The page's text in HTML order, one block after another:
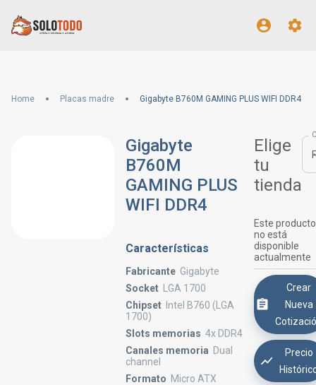
Home Placas madre Gigabyte B760M GAMING PLUS WIFI DDR4
Gigabyte
B760M
GAMING PLUS
WIFI DDR4
Características
Fabricante Gigabyte
Socket
LGA 1700
Chipset
Intel B760 (LGA
1700)
Slots memorias 4x DDR4
Canales memoria Dual
channel
Formato Micro ATX
Elige
tu
tienda
Este producto
no está
disponible
actualmente
Crear
Nueva
Precio